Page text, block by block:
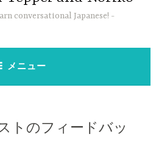
conversational Japanese!
メニュー
トのフィードバッ